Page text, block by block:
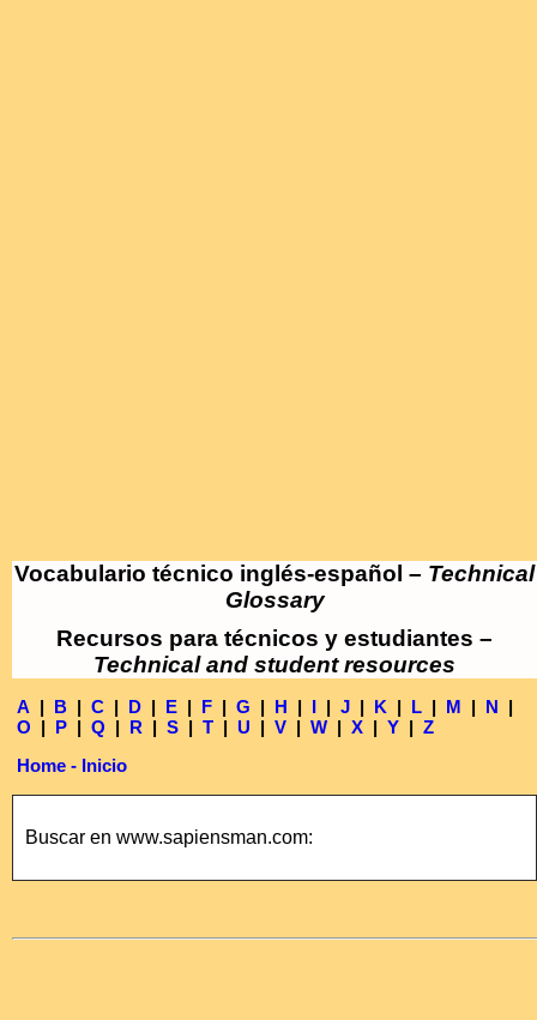
Vocabulario técnico inglés-español – Technical
Glossary
Recursos para técnicos y estudiantes –
Technical and student resources
A | B | C | D | E | F | G | H | I | J | K | L | M | N |
O | P | Q | R | S | T | U | V | W | X | Y | Z
Home - Inicio
Buscar en www.sapiensman.com: